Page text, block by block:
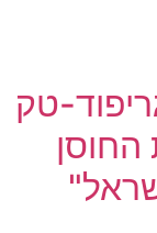
טק
החוסן